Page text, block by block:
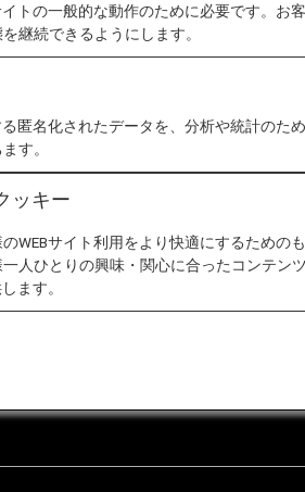
お問い合わせ
技術的なお問い合わせ（推
イトの一般的な動作のために必要です。お
継続できるようにします。
匿名化されたデータを、分析や統計のた
す。
ッキー
WEBサイト利用をより快適にするための
人ひとりの興味・関心に合ったコンテン
ます。